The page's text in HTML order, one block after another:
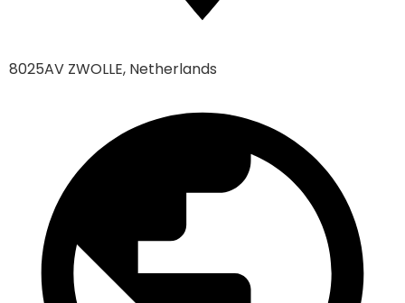
8025AV ZWOLLE, Netherlands